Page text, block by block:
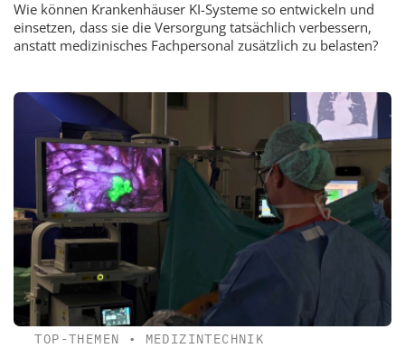
Wie können Krankenhäuser KI-Systeme so entwickeln und
einsetzen, dass sie die Versorgung tatsächlich verbessern,
anstatt medizinisches Fachpersonal zusätzlich zu belasten?
TOP-THEMEN • MEDIZINTECHNIK